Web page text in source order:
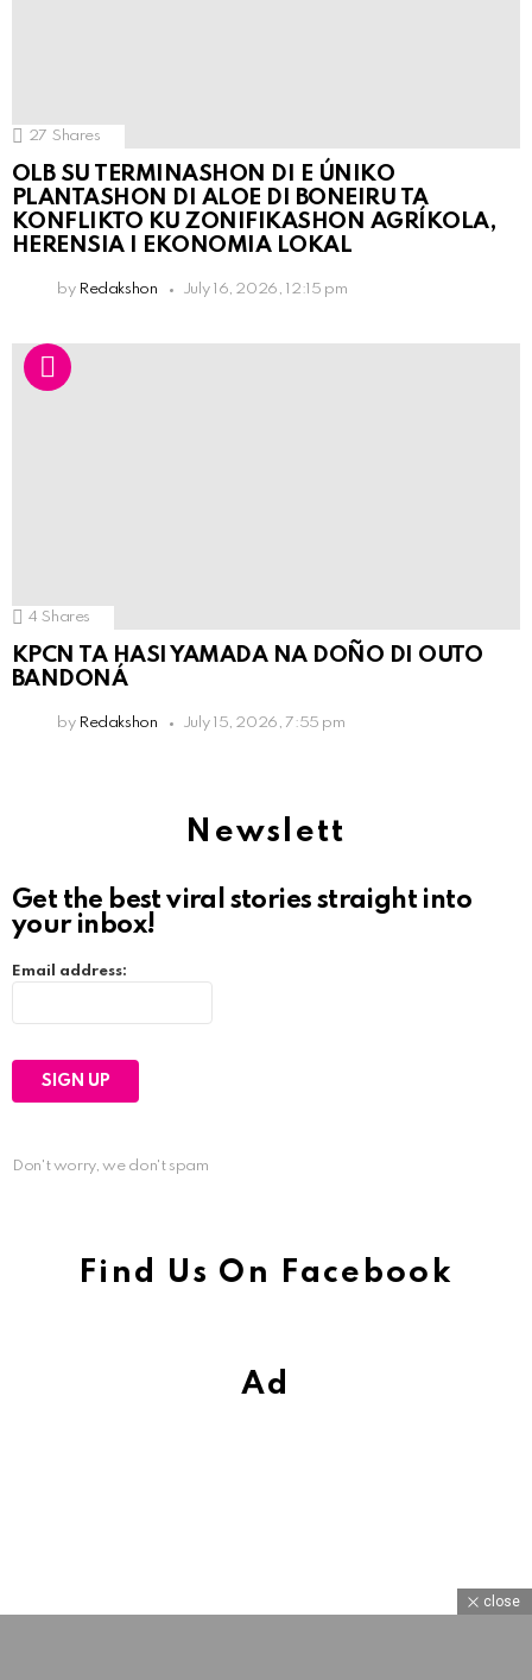
27 Shares
OLB SU TERMINASHON DI E ÚNIKO
PLANTASHON DI ALOE DI BONEIRU TA
KONFLIKTO KU ZONIFIKASHON AGRÍKOLA,
HERENSIA I EKONOMIA LOKAL
by Redakshon July 16, 2026, 12:15 pm
4 Shares
KPCN TA HASI YAMADA NA DOÑO DI OUTO
BANDONÁ
by Redakshon July 15, 2026, 7:55 pm
Newslett
Get the best viral stories straight into
your inbox!
Email address:
Don't worry, we don't spam
Find Us On Facebook
Ad
close